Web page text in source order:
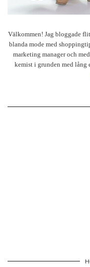
Välkommen! Jag bloggade
blanda mode med
marketing manager och
kemist i grunden med lång